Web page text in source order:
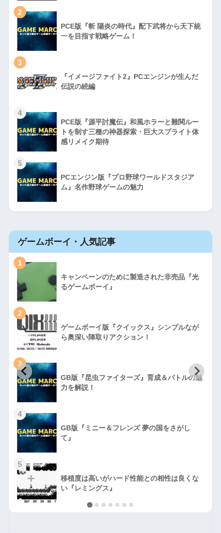
2
PCE版『斬 陽炎の時代』配下武将から天下統
一を目指す戦略ゲーム！
3
『イメージファイト2』PCエンジンが生んだ
伝説の続編
4
PCE版『源平討魔伝』和風ホラーと難関ルー
トを制す三種の神器探索・巨大スプライト体
感リメイク期待
5
PCエンジン版『プロ野球ワールドスタジア
ム』名作野球ゲームの魅力
ゲームボーイ・人気記事
1
キャンペーンのために製造された非売品『光
るゲームボーイ』
2
ゲームボーイ版『クイックス』シンプルなが
ら奥深い陣取りアクション！
3
GB版『昆虫ファイターズ』育成＆バトルの魅
力を解説！
4
GB版『ミニー＆フレンズ 夢の国をさがし
て』
5
移植度は高いがハード性能との相性は良くな
い『レミングス』